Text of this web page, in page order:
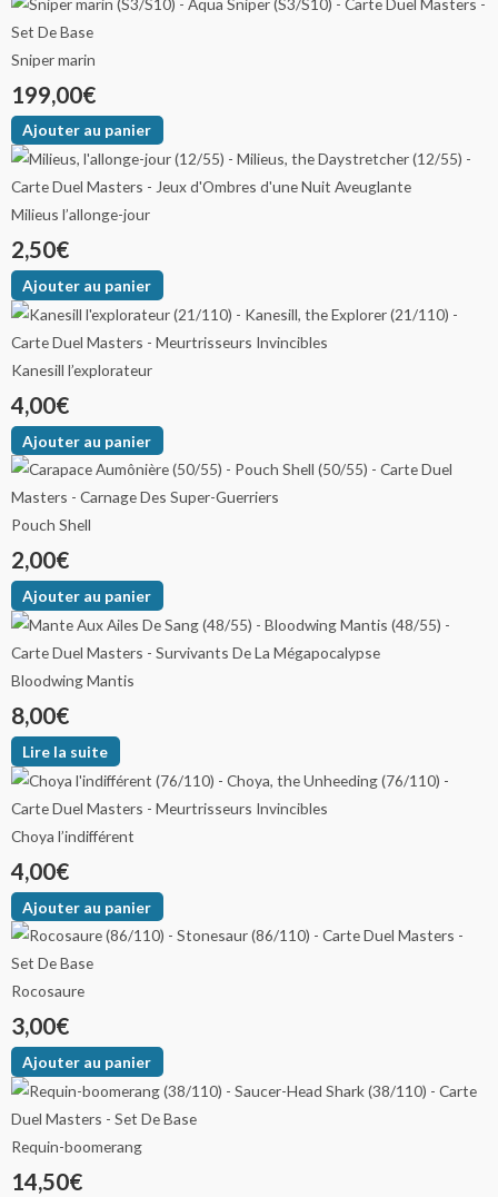
Sniper marin
199,00€
Ajouter au panier
Milieus l’allonge-jour
2,50€
Ajouter au panier
Kanesill l’explorateur
4,00€
Ajouter au panier
Pouch Shell
2,00€
Ajouter au panier
Bloodwing Mantis
8,00€
Lire la suite
Choya l’indifférent
4,00€
Ajouter au panier
Rocosaure
3,00€
Ajouter au panier
Requin-boomerang
14,50€